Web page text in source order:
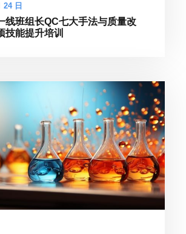
24 日
线班组长QC七大手法与质量改
技能提升培训